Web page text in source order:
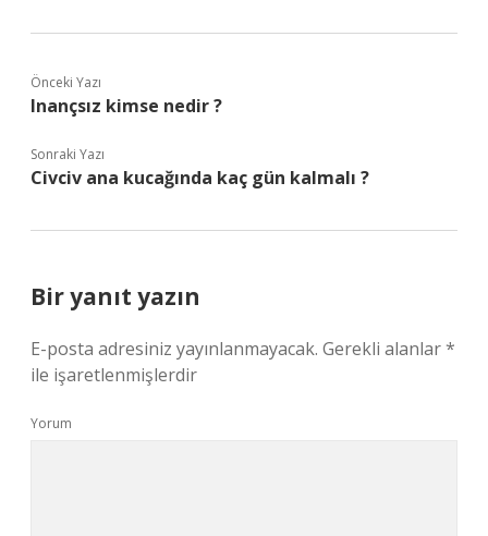
Önceki Yazı
Inançsız kimse nedir ?
Sonraki Yazı
Civciv ana kucağında kaç gün kalmalı ?
Bir yanıt yazın
E-posta adresiniz yayınlanmayacak. Gerekli alanlar*
ile işaretlenmişlerdir
Yorum